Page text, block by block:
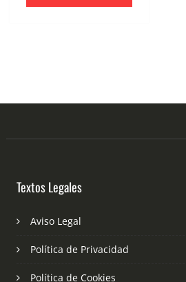
Textos Legales
Aviso Legal
Política de Privacidad
Política de Cookies